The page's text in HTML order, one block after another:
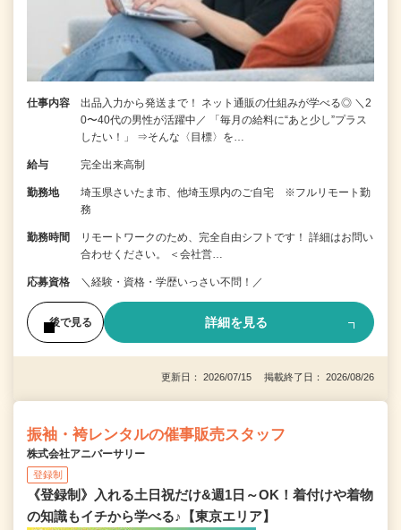
仕事内容
出品入力から発送まで！ ネット通販の仕組みが学べる◎ ＼2
0〜40代の男性が活躍中／ 「毎月の給料に“あと少し”プラス
したい！」 ⇒そんな〈目標〉を…
給与 完全出来高制
勤務地
埼玉県さいたま市、他埼玉県内のご自宅 ※フルリモート勤
務
勤務時間
リモートワークのため、完全自由シフトです！ 詳細はお問い
合わせください。 ＜会社営…
応募資格 ＼経験・資格・学歴いっさい不問！／
後で見る 詳細を見る
更新日： 2026/07/15 掲載終了日： 2026/08/26
振袖・袴レンタルの催事販売スタッフ
株式会社アニバーサリー
登録制
《登録制》入れる土日祝だけ&週1日～OK！着付けや着物
の知識もイチから学べる♪【東京エリア】